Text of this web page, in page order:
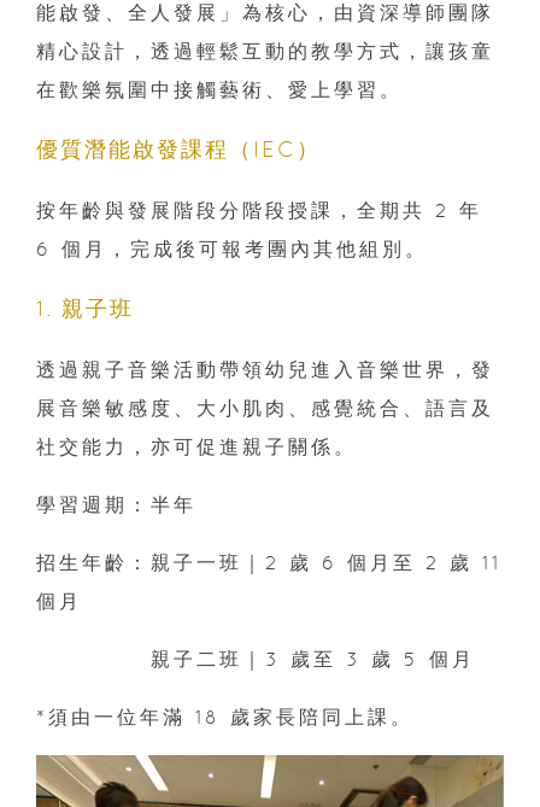
能啟發、全人發展」為核心，由資深導師團隊
精心設計，透過輕鬆互動的教學方式，讓孩童
在歡樂氛圍中接觸藝術、愛上學習。
優質潛能啟發課程（IEC）
按年齡與發展階段分階段授課，全期共 2 年
6 個月，完成後可報考團內其他組別。
1. 親子班
透過親子音樂活動帶領幼兒進入音樂世界，發
展音樂敏感度、大小肌肉、感覺統合、語言及
社交能力，亦可促進親子關係。
學習週期：半年
招生年齡：親子一班｜2 歲 6 個月至 2 歲 11
個月
親子二班｜3 歲至 3 歲 5 個月
*須由一位年滿 18 歲家長陪同上課。